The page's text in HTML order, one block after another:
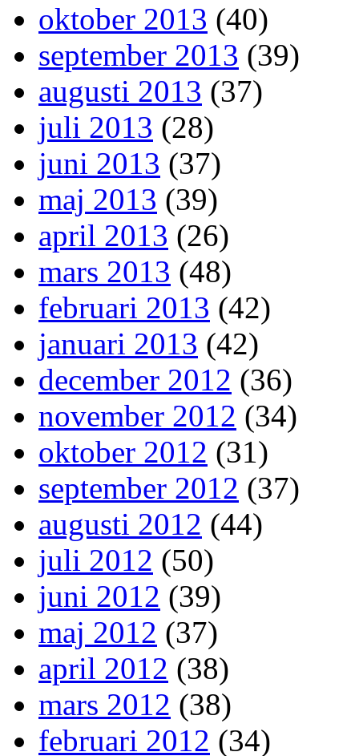
oktober 2013 (40)
september 2013 (39)
augusti 2013 (37)
juli 2013 (28)
juni 2013 (37)
maj 2013 (39)
april 2013 (26)
mars 2013 (48)
februari 2013 (42)
januari 2013 (42)
december 2012 (36)
november 2012 (34)
oktober 2012 (31)
september 2012 (37)
augusti 2012 (44)
juli 2012 (50)
juni 2012 (39)
maj 2012 (37)
april 2012 (38)
mars 2012 (38)
februari 2012 (34)